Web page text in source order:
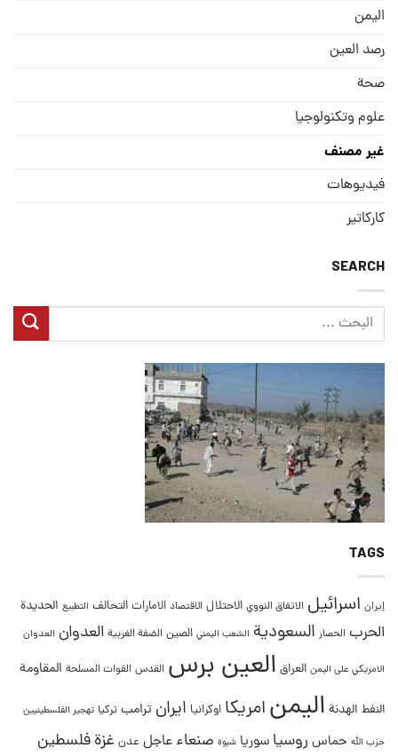
الیمن
رصد العین
صحة
علوم وتكنولوجيا
غير مصنف
فيديوهات
كاركاتير
SEARCH
TAGS
إيران اسرائيل الاتفاق النووي الاحتلال الاقتصاد الامارات التحالف التطبيع الحديدة
الحرب الحصار السعودية الشعب اليمني الصين الضفة الغربية العدوان العدوان
الامريكي على اليمن العراق العين برس القدس القوات المسلحة المقاومة
النفط الهدنة اليمنامريكا اوكرانيا ايران ترامب تركيا تهجير الفلسطينيين
حزب الله حماس روسيا سوريا شبوة صنعاء عاجل عدن غزةفلسطين